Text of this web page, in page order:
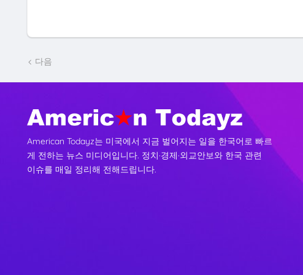
다음
American Todayz는 미국에서 지금 벌어지는 일을 한국어로 빠르
게 전하는 뉴스 미디어입니다. 정치·경제·외교안보와 한국 관련
이슈를 매일 정리해 전해드립니다.